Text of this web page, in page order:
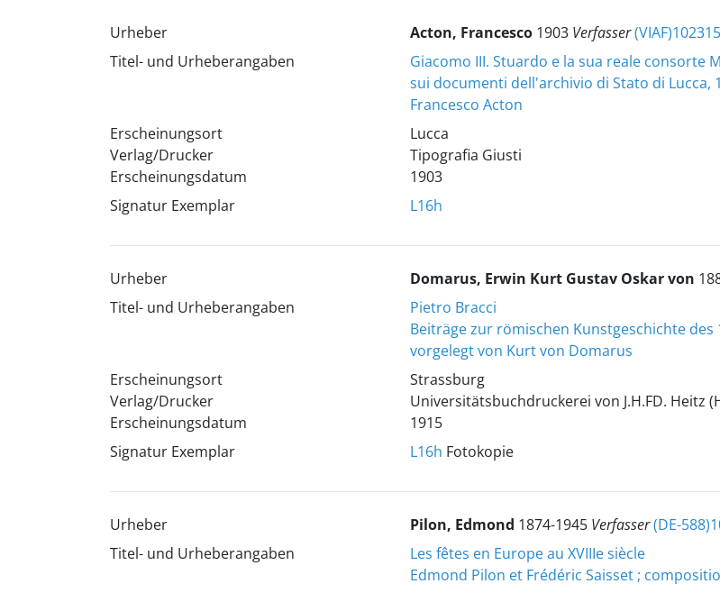
Urheber Acton, Francesco 1903 Verfasser
Titel- und Urheberangaben
Giacomo III. Stuardo e la sua reale consorte
sui documenti dell'archivio di Stato di Lucca,
Francesco Acton
Erscheinungsort
Verlag/Drucker
Erscheinungsdatum
Lucca
Tipografia Giusti
1903
Signatur Exemplar
L16h
Urheber Domarus, Erwin Kurt Gustav Oskar von
Titel- und Urheberangaben
Pietro Bracci
Beiträge zur römischen Kunstgeschichte des
vorgelegt von Kurt von Domarus
Erscheinungsort
Verlag/Drucker
Erscheinungsdatum
Strassburg
Universitätsbuchdruckerei von J.H.FD. Heitz
1915
Signatur Exemplar
L16h Fotokopie
Urheber Pilon, Edmond 1874-1945 Verfasser(DE-
Titel- und Urheberangaben
Les fêtes en Europe au XVIIIe siècle
Edmond Pilon et Frédéric Saisset ;